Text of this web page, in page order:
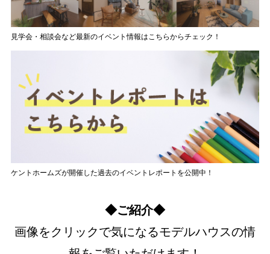
見学会・相談会など最新のイベント情報はこちらからチェック！
ケントホームズが開催した過去のイベントレポートを公開中！
◆ご紹介◆
画像をクリックで気になるモデルハウスの情